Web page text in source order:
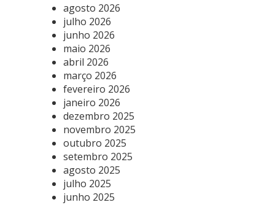
agosto 2026
julho 2026
junho 2026
maio 2026
abril 2026
março 2026
fevereiro 2026
janeiro 2026
dezembro 2025
novembro 2025
outubro 2025
setembro 2025
agosto 2025
julho 2025
junho 2025